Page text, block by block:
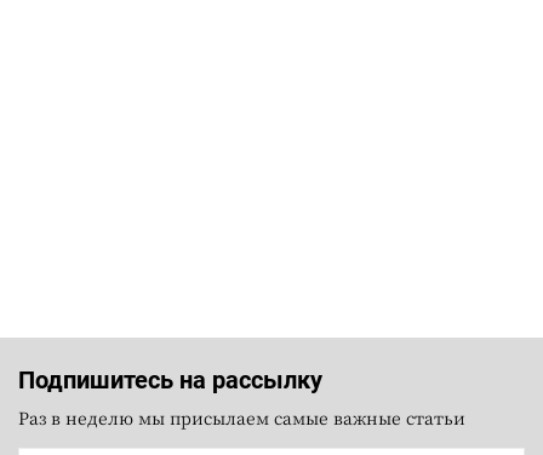
Подпишитесь на рассылку
Раз в неделю мы присылаем самые важные статьи